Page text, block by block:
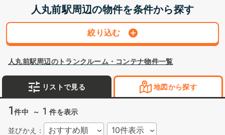
人丸前駅周辺の物件を条件から探す
絞り込む
人丸前駅周辺のトランクルーム・コンテナ物件一覧
リストで見る 地図から探す
1件中 ～ 1件を表示
並びかえ：